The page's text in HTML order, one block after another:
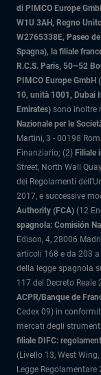
di PIMCO Europe
W1U 3AH, Regno
W2765338E, Paseo
Spagna), la filiale
R.C.S. Paris, 50–52
PIMCO Europe GmbH
10, unità 1001, Dubai
Emirates) sono inoltre
Nazionale per le
Martini, 3 - 00198
Finanziario; (2) Filiale
Street, North Wall
dei Regolamenti
2017, e successive
Authority (FCA) (12
spagnola: Comisión
Edison, 4, 28006
articoli 168 e da 203
della legge spagnola
117 del Decreto
ACPR/Banque de
Cedex 09) in
mercati degli
filiale DIFC:
(Livello 13, West
Legge